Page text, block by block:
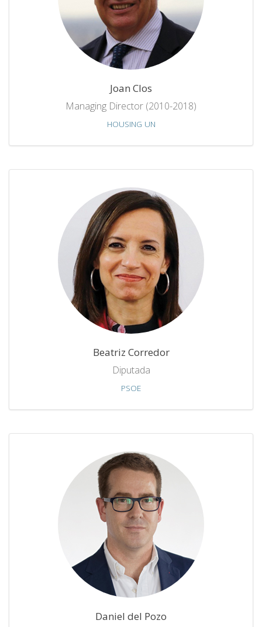
Joan Clos
Managing Director (2010-2018)
HOUSING UN
Beatriz Corredor
Diputada
PSOE
Daniel del Pozo